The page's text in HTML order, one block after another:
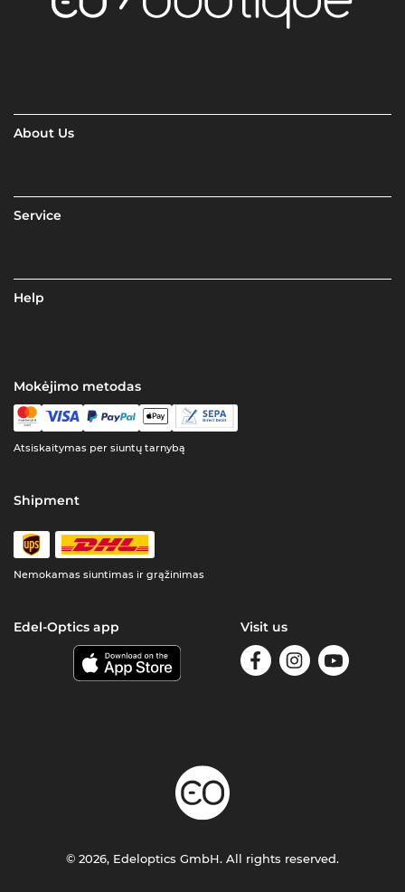
About Us
Service
Help
Mokėjimo metodas
Atsiskaitymas per siuntų tarnybą
Shipment
Nemokamas siuntimas ir grąžinimas
Edel-Optics app Visit us
© 2026, Edeloptics GmbH. All rights reserved.